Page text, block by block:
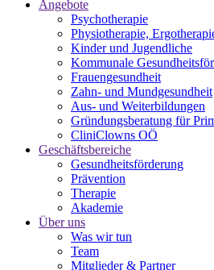
Angebote
Psychotherapie
Physiotherapie,
Kinder und Jugendliche
Kommunale
Frauengesundheit
Zahn- und Mundgesundheit
Aus- und Weiterbildungen
Gründungsberatung für
CliniClowns OÖ
Geschäftsbereiche
Gesundheitsförderung
Prävention
Therapie
Akademie
Über uns
Was wir tun
Team
Mitglieder & Partner